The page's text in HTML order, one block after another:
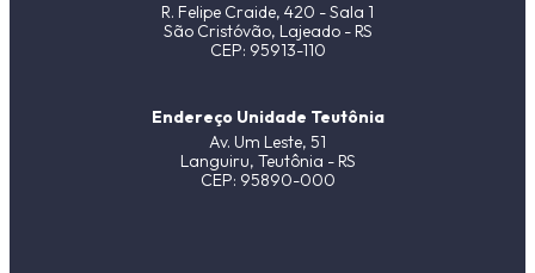
R. Felipe Craide, 420 - Sala 1
São Cristóvão, Lajeado - RS
CEP: 95913-110
Endereço Unidade Teutônia
Av. Um Leste, 51
Languiru, Teutônia - RS
CEP: 95890-000